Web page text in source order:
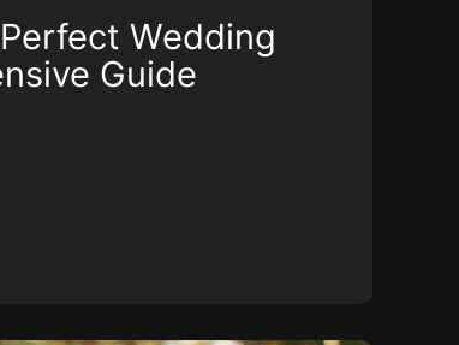
Wedding
Guide